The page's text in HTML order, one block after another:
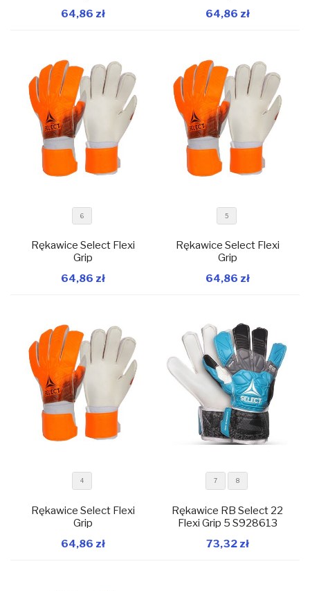
W magazynie
64,86 zł
W magazynie
64,86 zł
W magazynie
6
Rękawice Select Flexi
Grip
64,86 zł
W magazynie
5
Rękawice Select Flexi
Grip
64,86 zł
W magazynie
4
Rękawice Select Flexi
Grip
64,86 zł
W magazynie
7 8
Rękawice RB Select 22
Flexi Grip 5 S928613
73,32 zł